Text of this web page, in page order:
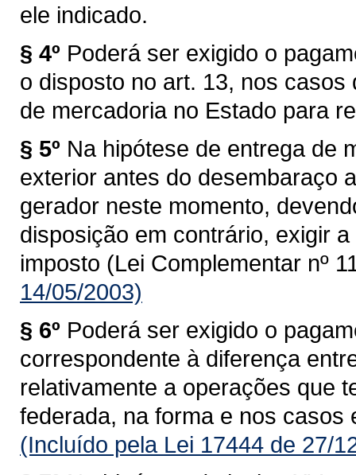
ele indicado.
§ 4º Poderá ser exigido o
o disposto no art. 13, nos
de mercadoria no Estado para
§ 5º Na hipótese de entrega de
exterior antes do desembaraço
gerador neste momento,
disposição em contrário, exigir
imposto (Lei Complementar nº
14/05/2003)
§ 6º Poderá ser exigido o
correspondente à diferença
relativamente a operações que
federada, na forma e nos casos
(Incluído pela Lei 17444 de 27/